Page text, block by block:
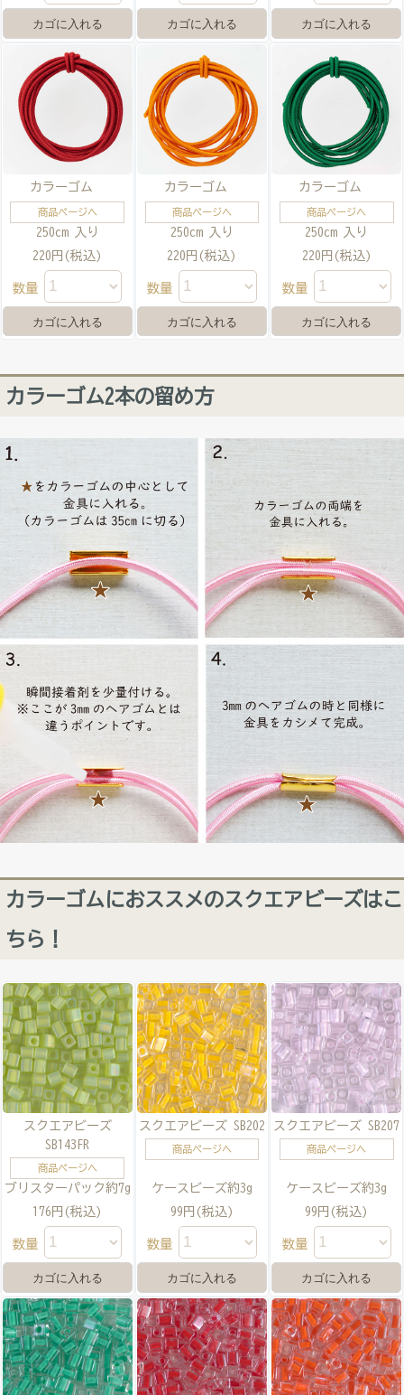
カラーゴム
商品ページへ
250cm 入り
220円(税込)
数量
カラーゴム
商品ページへ
250cm 入り
220円(税込)
数量
カラーゴム
商品ページへ
250cm 入り
220円(税込)
数量
カラーゴム2本の留め方
カラーゴムにおススメのスクエアビーズはこ
ちら！
スクエアビーズ
SB143FR
商品ページへ
ブリスターパック約7g
176円(税込)
数量
スクエアビーズ SB202
商品ページへ
ケースビーズ約3g
99円(税込)
数量
スクエアビーズ SB207
商品ページへ
ケースビーズ約3g
99円(税込)
数量